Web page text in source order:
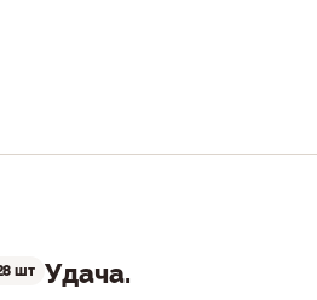
шт Удача.